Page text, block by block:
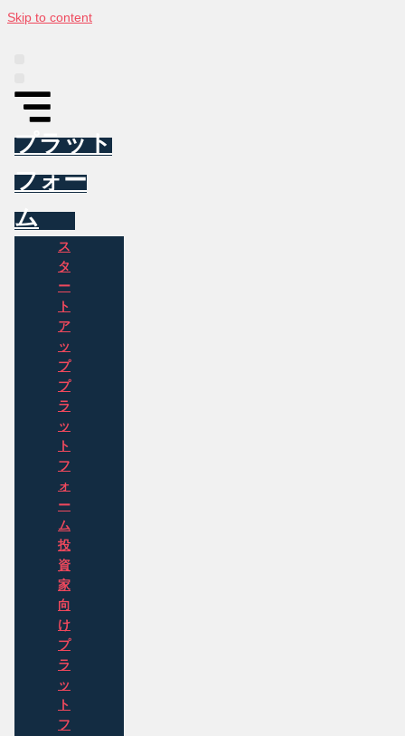
Skip to content
プラット
フォー
ム
ス
タ
ー
ト
ア
ッ
プ
プ
ラ
ッ
ト
フ
ォ
ー
ム
投
資
家
向
け
プ
ラ
ッ
ト
フ